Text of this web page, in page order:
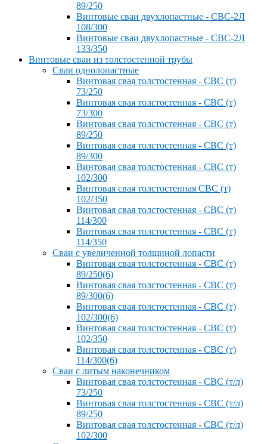
89/250
Винтовые сваи двухлопастные - СВС-2Л
108/300
Винтовые сваи двухлопастные - СВС-2Л
133/350
Винтовые сваи из толстостенной трубы
Сваи однолопастные
Винтовая свая толстостенная - СВС (т)
73/250
Винтовая свая толстостенная - СВС (т)
73/300
Винтовая свая толстостенная - СВС (т)
89/250
Винтовая свая толстостенная - СВС (т)
89/300
Винтовая свая толстостенная - СВС (т)
102/300
Винтовая свая толстостенная СВС (т)
102/350
Винтовая свая толстостенная - СВС (т)
114/300
Винтовая свая толстостенная - СВС (т)
114/350
Сваи с увеличенной толщиной лопасти
Винтовая свая толстостенная - СВС (т)
89/250(6)
Винтовая свая толстостенная - СВС (т)
89/300(6)
Винтовая свая толстостенная - СВС (т)
102/300(6)
Винтовая свая толстостенная - СВС (т)
102/350
Винтовая свая толстостенная - СВС (т)
114/300(6)
Сваи с литым наконечником
Винтовая свая толстостенная - СВС (т/л)
73/250
Винтовая свая толстостенная - СВС (т/л)
89/250
Винтовая свая толстостенная - СВС (т/л)
102/300